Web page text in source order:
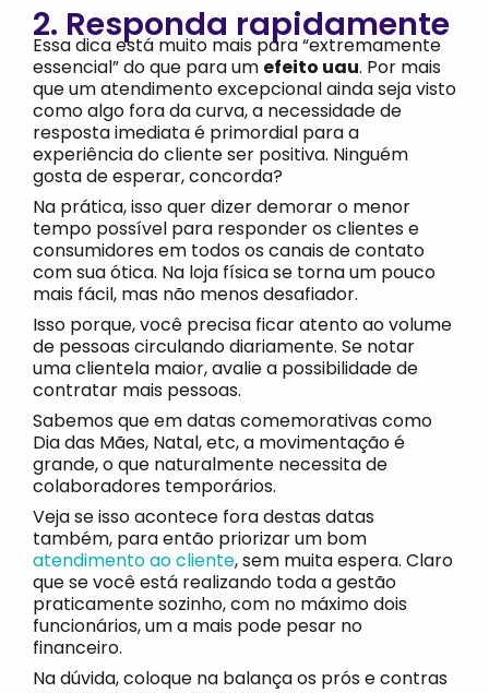
2. Responda rapidamente
Essa dica está muito mais para “extremamente
essencial” do que para um efeito uau. Por mais
que um atendimento excepcional ainda seja visto
como algo fora da curva, a necessidade de
resposta imediata é primordial para a
experiência do cliente ser positiva. Ninguém
gosta de esperar, concorda?
Na prática, isso quer dizer demorar o menor
tempo possível para responder os clientes e
consumidores em todos os canais de contato
com sua ótica. Na loja física se torna um pouco
mais fácil, mas não menos desafiador.
Isso porque, você precisa ficar atento ao volume
de pessoas circulando diariamente. Se notar
uma clientela maior, avalie a possibilidade de
contratar mais pessoas.
Sabemos que em datas comemorativas como
Dia das Mães, Natal, etc, a movimentação é
grande, o que naturalmente necessita de
colaboradores temporários.
Veja se isso acontece fora destas datas
também, para então priorizar um bom
atendimento ao cliente, sem muita espera. Claro
que se você está realizando toda a gestão
praticamente sozinho, com no máximo dois
funcionários, um a mais pode pesar no
financeiro.
Na dúvida, coloque na balança os prós e contras